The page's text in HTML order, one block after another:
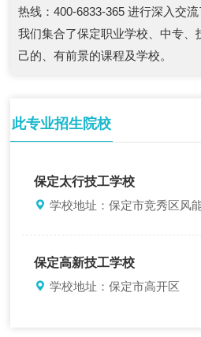
热线：400-6833-365 进行深入交流
我们集合了保定职业学校、中专
己的、有前景的课程及学校。
此专业招生院校
保定太行技工学校
学校地址：保定市竞秀区风
保定高新技工学校
学校地址：保定市高开区